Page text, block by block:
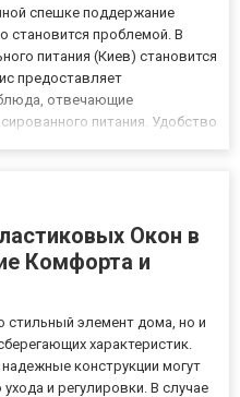
спешке поддержание
становится проблемой. В
питания (Киев) становится
предоставляет
отвечающие
питания. Удобство
Окон в
Комфорта и
стильный элемент дома, но и
характеристик.
конструкции могут
и регулировки. В случае